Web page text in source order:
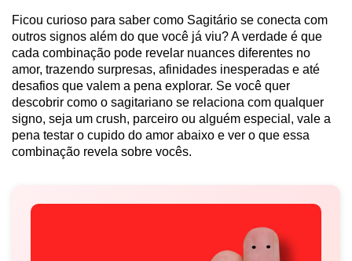
Ficou curioso para saber como Sagitário se conecta com
outros signos além do que você já viu? A verdade é que
cada combinação pode revelar nuances diferentes no
amor, trazendo surpresas, afinidades inesperadas e até
desafios que valem a pena explorar. Se você quer
descobrir como o sagitariano se relaciona com qualquer
signo, seja um crush, parceiro ou alguém especial, vale a
pena testar o cupido do amor abaixo e ver o que essa
combinação revela sobre vocês.